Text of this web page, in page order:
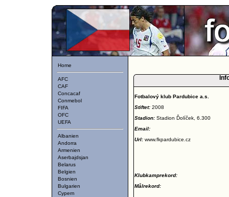
Home
AFC
CAF
Concacaf
Conmebol
FIFA
OFC
UEFA
Albanien
Andorra
Armenien
Aserbajdsjan
Belarus
Belgien
Bosnien
Bulgarien
Cypern
Fotbalový klub Pardubice a.s.
Stiftet: 2008
Stadion: Stadion Ďolíček, 6.300
Email:
Url: www.fkpardubice.cz
Klubkamprekord:
Målrekord: